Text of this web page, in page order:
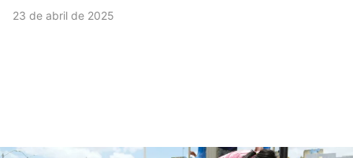
23 de abril de 2025